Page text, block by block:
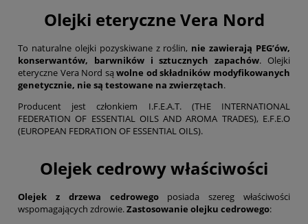
Olejki eteryczne Vera Nord
To naturalne olejki pozyskiwane z roślin, nie zawierają PEG’ów,
konserwantów, barwników i sztucznych zapachów. Olejki
eteryczne Vera Nord sąwolne od składników modyfikowanych
genetycznie, nie są testowane na zwierzętach.
Producent jest członkiem I.F.E.A.T. (THE INTERNATIONAL
FEDERATION OF ESSENTIAL OILS AND AROMA TRADES), E.F.E.O
(EUROPEAN FEDRATION OF ESSENTIAL OILS).
Olejek cedrowy właściwości
Olejek z drzewa cedrowegoposiada szereg właściwości
wspomagających zdrowie.Zastosowanie olejku cedrowego: